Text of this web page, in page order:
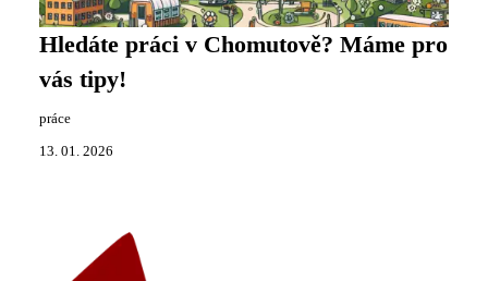
Hledáte práci v Chomutově? Máme pro
vás tipy!
práce
13. 01. 2026